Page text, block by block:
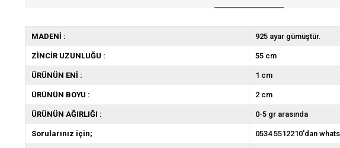
MADENİ : 925 ayar gümüştür.
ZİNCİR UZUNLUĞU : 55 cm
ÜRÜNÜN ENİ : 1 cm
ÜRÜNÜN BOYU : 2 cm
ÜRÜNÜN AĞIRLIĞI : 0-5 gr arasında
Sorularınız için; 0534 5512210'dan